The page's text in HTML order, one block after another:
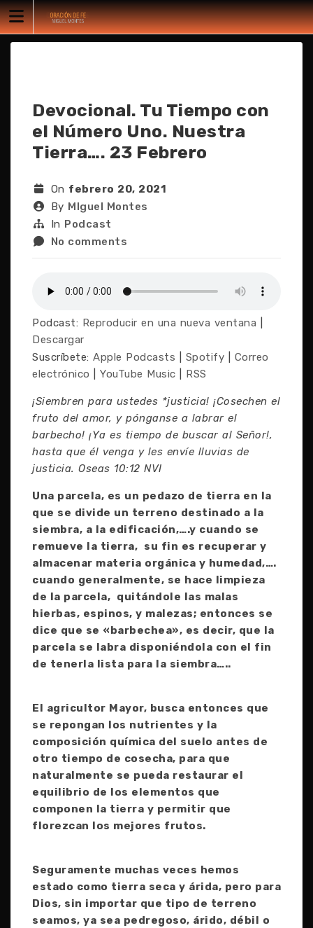
Skip
to
content
Devocional. Tu Tiempo con
el Número Uno. Nuestra
Tierra…. 23 Febrero
On febrero 20, 2021
By MIguel Montes
In Podcast
No comments
Podcast: Reproducir en una nueva ventana
Descargar
Suscríbete: Apple Podcasts Spotify
Correo
electrónico
YouTube Music RSS
¡Siembren para ustedes *justicia! ¡Cosechen el
fruto del amor, y pónganse a labrar el
barbecho! ¡Ya es tiempo de buscar al Señor!,
hasta que él venga y les envíe lluvias de
justicia. Oseas 10:12 NVI
Una parcela, es un pedazo de tierra en la
que se divide un terreno destinado a la
siembra, a la edificación,….y cuando se
remueve la tierra, su fin es recuperar y
almacenar materia orgánica y humedad,….
cuando generalmente, se hace limpieza
de la parcela, quitándole las malas
hierbas, espinos, y malezas; entonces se
dice que se «barbechea», es decir, que la
parcela se labra disponiéndola con el fin
de tenerla lista para la siembra…..
El agricultor Mayor, busca entonces que
se repongan los nutrientes y la
composición química del suelo antes de
otro tiempo de cosecha, para que
naturalmente se pueda restaurar el
equilibrio de los elementos que
componen la tierra y permitir que
florezcan los mejores frutos.
Seguramente muchas veces hemos
estado como tierra seca y árida, pero para
Dios, sin importar que tipo de terreno
seamos, ya sea pedregoso, árido, débil o